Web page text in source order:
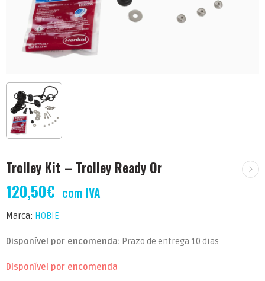
Trolley Kit – Trolley Ready Or
120,50€ com IVA
Marca: HOBIE
Disponível por encomenda: Prazo de entrega 10 dias
Disponível por encomenda